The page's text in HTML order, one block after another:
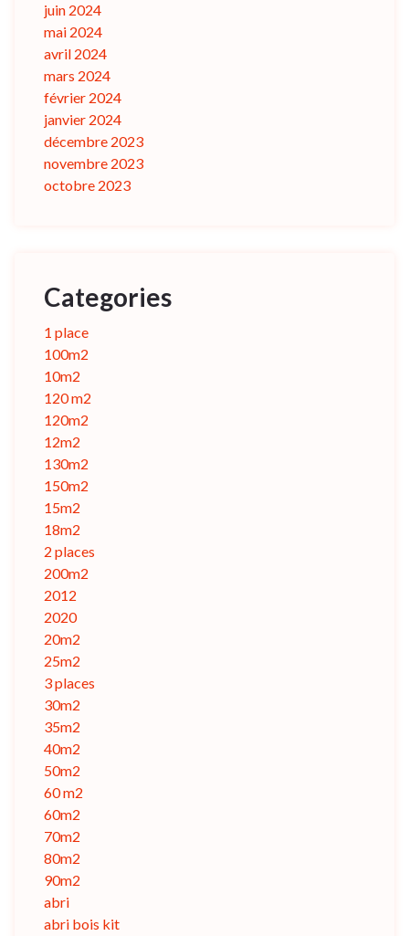
juin 2024
mai 2024
avril 2024
mars 2024
février 2024
janvier 2024
décembre 2023
novembre 2023
octobre 2023
Categories
1 place
100m2
10m2
120 m2
120m2
12m2
130m2
150m2
15m2
18m2
2 places
200m2
2012
2020
20m2
25m2
3 places
30m2
35m2
40m2
50m2
60 m2
60m2
70m2
80m2
90m2
abri
abri bois kit